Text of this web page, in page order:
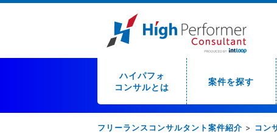
ハイパフォ
コンサルとは
案件を探す
フリーランスコンサルタント案件紹介 > コン